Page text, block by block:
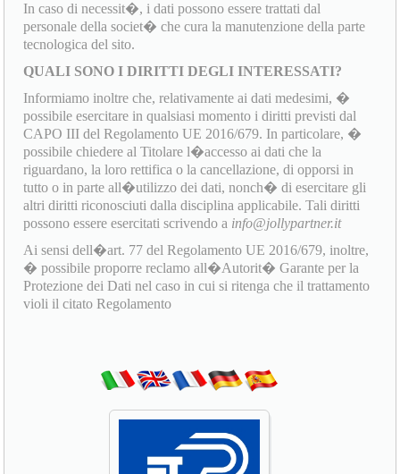
In caso di necessit�, i dati possono essere trattati dal
personale della societ� che cura la manutenzione della parte
tecnologica del sito.
QUALI SONO I DIRITTI DEGLI INTERESSATI?
Informiamo inoltre che, relativamente ai dati medesimi, �
possibile esercitare in qualsiasi momento i diritti previsti dal
CAPO III del Regolamento UE 2016/679. In particolare, �
possibile chiedere al Titolare l�accesso ai dati che la
riguardano, la loro rettifica o la cancellazione, di opporsi in
tutto o in parte all�utilizzo dei dati, nonch� di esercitare gli
altri diritti riconosciuti dalla disciplina applicabile. Tali diritti
possono essere esercitati scrivendo a info@jollypartner.it
Ai sensi dell�art. 77 del Regolamento UE 2016/679, inoltre,
� possibile proporre reclamo all�Autorit� Garante per la
Protezione dei Dati nel caso in cui si ritenga che il trattamento
violi il citato Regolamento